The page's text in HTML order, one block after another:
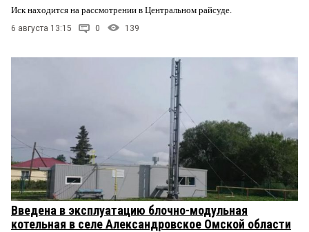
Иск находится на рассмотрении в Центральном райсуде.
6 августа 13:15 0 139
Введена в эксплуатацию блочно-модульная
котельная в селе Александровское Омской области